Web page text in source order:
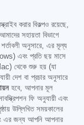
করার বিকল্পও রয়েছে,
সহায়তা বিভাগে
অনুসারে, এর মূল্য
এবং প্রতি ছয় মাসে
থেকে শুরু হয় (যা
দেশ বা প্রচার অনুসারে
হবে, আপনার মূল
ফি অনুযায়ী এবং
উল্লিখিত সময়কালের
এর জন্য আপনি আপনার